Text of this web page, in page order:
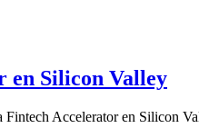
en Silicon Valley
Fintech Accelerator en Silicon